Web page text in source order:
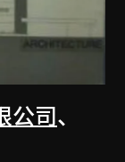
公司 、